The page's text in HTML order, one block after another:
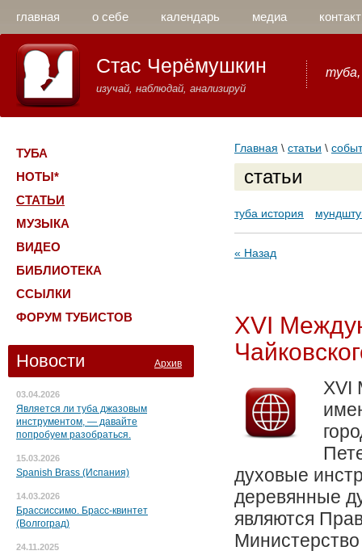
главная о себе календарь медиа контакт
Стас Черёмушкин
изучай, наблюдай, анализируй
туба,
ТУБА
НОТЫ*
СТАТЬИ
МУЗЫКА
ВИДЕО
БИБЛИОТЕКА
ССЫЛКИ
ФОРУМ ТУБИСТОВ
Новости Архив
03.04.2026
Является ли туба джазовым
инструментом, — давайте
попробуем разобраться.
15.03.2026
Spanish Brass (Испания)
14.03.2026
Брассиссимо. Брасс-квинтет
(Волгоград)
24.11.2025
Главная \ статьи \
статьи
туба история
« Назад
XVI
XVI
духовые
деревянные
являются